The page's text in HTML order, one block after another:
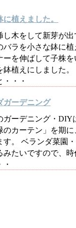
植えました。
し木をして新芽が
バラを小さな鉢に
ーを伸ばして子株
鉢植えにしました
・・・
ガーデニング
ガーデニング・DIY
のカーテン」を期
す。 ベランダ菜園
みたいですので、